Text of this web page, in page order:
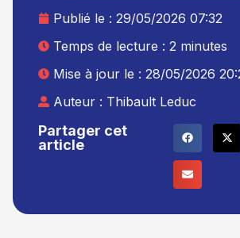
Partager cet
article
Publié le : 29/05/2026 07:32
Temps de lecture : 2 minutes
Mise à jour le : 28/05/2026
Auteur : Thibault Leduc